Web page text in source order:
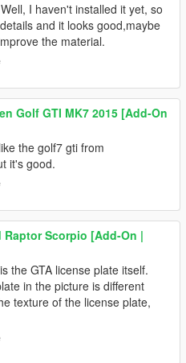
Well, I haven't installed it yet, so
and it looks good,maybe
the material.
Golf GTI MK7 2015 [Add-On
the golf7 gti from
it's good.
Raptor Scorpio [Add-On |
the GTA license plate itself.
in the picture is different
texture of the license plate,